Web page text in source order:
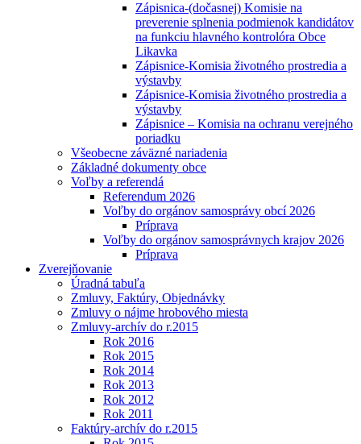
Zápisnica-(dočasnej) Komisie na
preverenie splnenia podmienok kandidátov
na funkciu hlavného kontrolóra Obce
Likavka
Zápisnice-Komisia životného prostredia a
výstavby
Zápisnice-Komisia životného prostredia a
výstavby
Zápisnice – Komisia na ochranu verejného
poriadku
Všeobecne záväzné nariadenia
Základné dokumenty obce
Voľby a referendá
Referendum 2026
Voľby do orgánov samosprávy obcí 2026
Príprava
Voľby do orgánov samosprávnych krajov 2026
Príprava
Zverejňovanie
Úradná tabuľa
Zmluvy, Faktúry, Objednávky
Zmluvy o nájme hrobového miesta
Zmluvy-archív do r.2015
Rok 2016
Rok 2015
Rok 2014
Rok 2013
Rok 2012
Rok 2011
Faktúry-archív do r.2015